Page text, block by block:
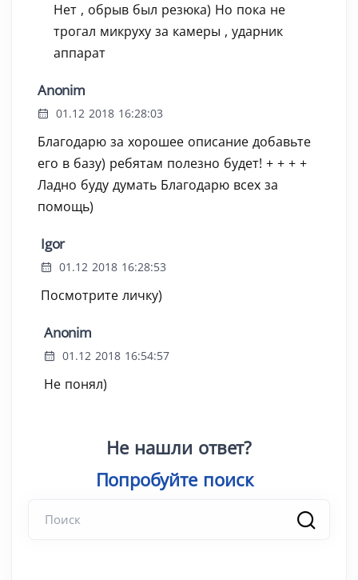
Нет , обрыв был резюка) Но пока не
трогал микруху за камеры , ударник
аппарат
Anonim
01.12 2018 16:28:03
Благодарю за хорошее описание добавьте
его в базу) ребятам полезно будет! + + + +
Ладно буду думать Благодарю всех за
помощь)
Igor
01.12 2018 16:28:53
Посмотрите личку)
Anonim
01.12 2018 16:54:57
Не понял)
Не нашли ответ?
Попробу